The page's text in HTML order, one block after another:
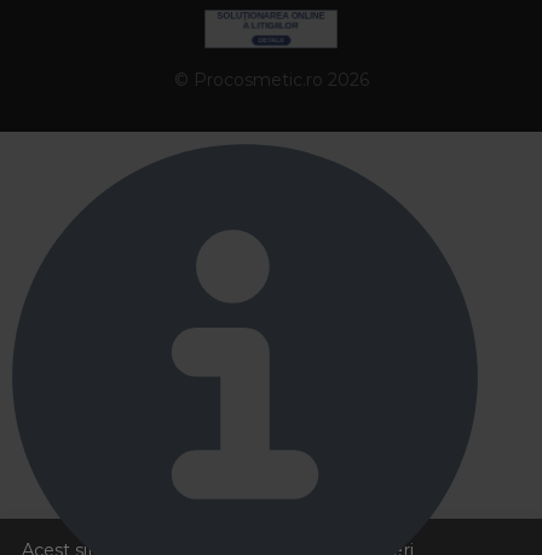
Acest site foloseste cookies pentru a va oferi
© Procosmetic.ro 2026